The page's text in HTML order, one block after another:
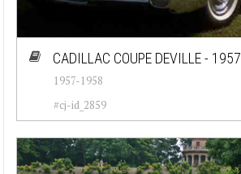
CADILLAC COUPE DEVILLE - 1957
1957-1958
#cj-id_2859